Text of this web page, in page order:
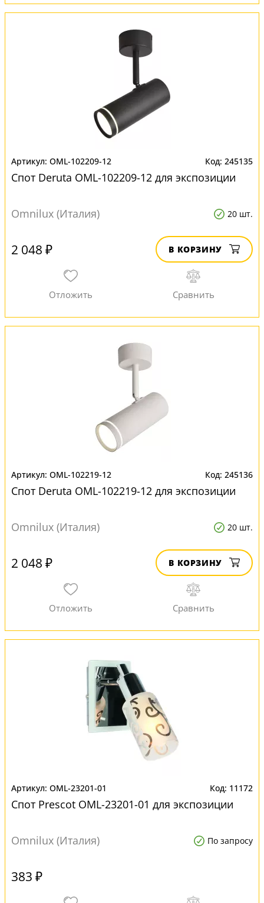
OML-102209-12 245135
Спот Deruta OML-102209-12 для экспозиции
Omnilux (Италия) 20 шт.
2 048 ₽ В КОРЗИНУ
OML-102219-12 245136
Спот Deruta OML-102219-12 для экспозиции
Omnilux (Италия) 20 шт.
2 048 ₽ В КОРЗИНУ
OML-23201-01 11172
Спот Prescot OML-23201-01 для экспозиции
Omnilux (Италия) По запросу
383 ₽